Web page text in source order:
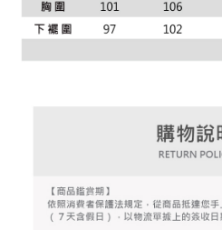
締め日後に支払いリマインダーのSMS
2. SMSのリンクを通じて請求書を開い
って提供され、ユーザーが取引時に本
購入できるようにし、店舗が売買／分
情報（名前、電話または住所を含む）
および利用するために、当社があなた
代金納付期限は最短で 14 日以内ですの
リをダウンロードして AFTEE 会員にな
まで延長できます。
お支払期限は、ショップが請求した期
約商品や商品到着日が比較的遅い商品
わらず、AFTEEで指定された期限内にお
1.初回 AFTEEを ご利用の際に、認証結
き、限度額が設定されます。
2.決済金額は最低NT$20です。
萊爾富取貨付款
送料無料
付款後7-11取貨
送料無料